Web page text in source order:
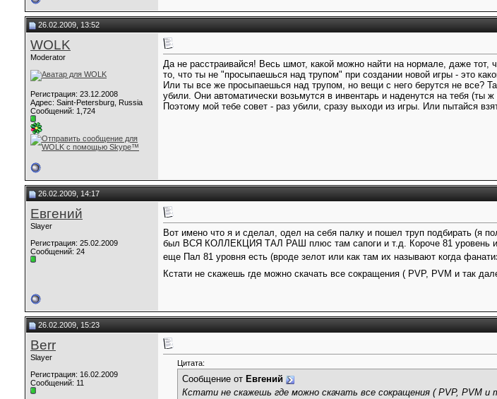
26.02.2009, 13:52
WOLK
Moderator
Регистрация: 23.12.2008
Адрес: Saint-Petersburg, Russia
Сообщений: 1,724
Да не расстраивайся! Весь шмот, какой можно найти на нормале, даже
то, что ты не "просыпаешься над трупом" при создании новой игры - это
Или ты все же просыпаешься над трупом, но вещи с него берутся не все?
убили. Они автоматически возьмутся в инвентарь и наденутся на тебя
Поэтому мой тебе совет - раз убили, сразу выходи из игры. Или пытайся
26.02.2009, 14:17
Евгений
Slayer
Регистрация: 25.02.2009
Сообщений: 24
Вот имено что я и сделал, одел на себя палку и пошел труп подбирать (я
был ВСЯ КОЛЛЕКЦИЯ ТАЛ РАШ плюс там сапоги и т.д. Короче 81 уровень и
еще Пал 81 уровня есть (вроде зелот или как там их называют когда
Кстати не скажешь где можно скачать все сокращения ( PVP, PVM и так
26.02.2009, 15:23
Berr
Slayer
Регистрация: 16.02.2009
Сообщений: 11
Цитата:
Сообщение от Евгений
Кстати не скажешь где можно скачать все сокращения ( PVP, PVM